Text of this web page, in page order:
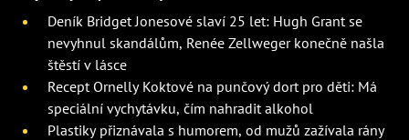
Deník Bridget Jonesové slaví 25 let: Hugh Grant se
nevyhnul skandálům, Renée Zellweger konečně našla
štěstí v lásce
Recept Ornelly Koktové na punčový dort pro děti: Má
speciální vychytávku, čím nahradit alkohol
Plastiky přiznávala s humorem, od mužů zažívala rány